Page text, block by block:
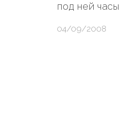
под ней
04/09/2008